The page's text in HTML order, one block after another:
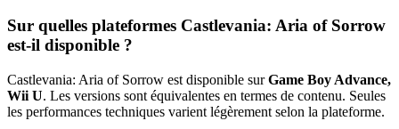
Sur quelles plateformes Castlevania: Aria of Sorrow
est-il disponible ?
Castlevania: Aria of Sorrow est disponible surGame Boy Advance,
Wii U. Les versions sont équivalentes en termes de contenu. Seules
les performances techniques varient légèrement selon la plateforme.